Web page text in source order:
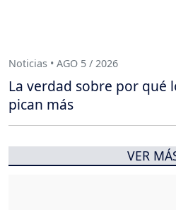
Noticias • AGO 5 / 2026
La verdad sobre por qué
pican más
VER